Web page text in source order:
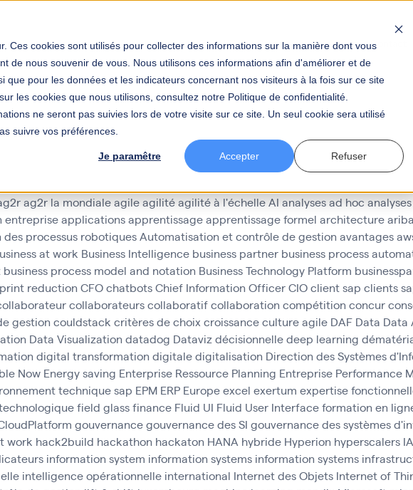
Ces cookies sont utilisés pour collecter des informations sur la manière dont vous
de nous souvenir de vous. Nous utilisons ces informations afin d'améliorer et de
que pour les données et les indicateurs concernant nos visiteurs à la fois sur ce site
les cookies que nous utilisons, consultez notre Politique de confidentialité.
ne seront pas suivies lors de votre visite sur ce site. Un seul cookie sera utilisé
suivre vos préférences.
Je paramêtre Accepter Refuser
Your Business Your Industry BAW Careers News Contact
ag2r la mondialeagileagilitéagilité à l'échelleAI analyses ad hoc
entrepriseapplicationsapprentissageapprentissage formel architectureariba
processus robotiquesAutomatisation et contrôle de gestion avantages
at work Business Intelligence business partner business process
business process model and notation Business Technology Platform
reduction CFOchatbotsChief Information OfficerCIOclient sap clients
collaborateurscollaboratifcollaboration compétition concur
gestion couldstack critères de choix croissanceculture agile DAF Data Data
Data Visualization datadog Datavizdécisionnelledeep learning
digital transformation digitaledigitalisation Direction des Systèmes
Now Energy saving Enterprise Ressource Planning Entreprise Performance
technique sap EPM ERP Europeexcel exertum expertise
field glassfinance Fluid UI Fluid User Interfaceformation en
gouvernancegouvernance des SI gouvernance des systèmes
work hack2build hackathon hackaton HANA hybride Hyperion hyperscalers IA
information system information systems information systems
intelligence opérationnelle international Internet des Objets Internet of